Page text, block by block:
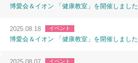
博愛会＆イオン 「健康教室」を開催しました
2025.08.18 イベント
博愛会＆イオン 「健康教室」を開催しました
イベント